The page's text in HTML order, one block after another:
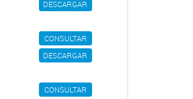
DESCARGAR
CONSULTAR
DESCARGAR
CONSULTAR